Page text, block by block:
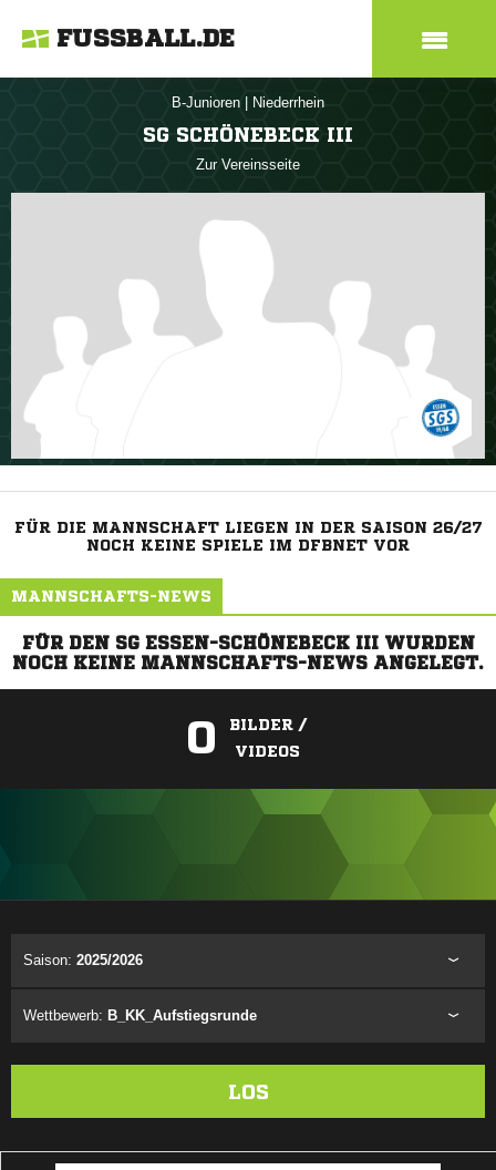
FUSSBALL.DE
B-Junioren Niederrhein
SG SCHÖNEBECK III
Zur Vereinsseite
FÜR DIE MANNSCHAFT LIEGEN IN DER SAISON 26/27
NOCH KEINE SPIELE IM DFBNET VOR
MANNSCHAFTS-NEWS
FÜR DEN SG ESSEN-SCHÖNEBECK III WURDEN
NOCH KEINE MANNSCHAFTS-NEWS ANGELEGT.
0
BILDER /
VIDEOS
Saison: 2025/2026
Wettbewerb: B_KK_Aufstiegsrunde
LOS